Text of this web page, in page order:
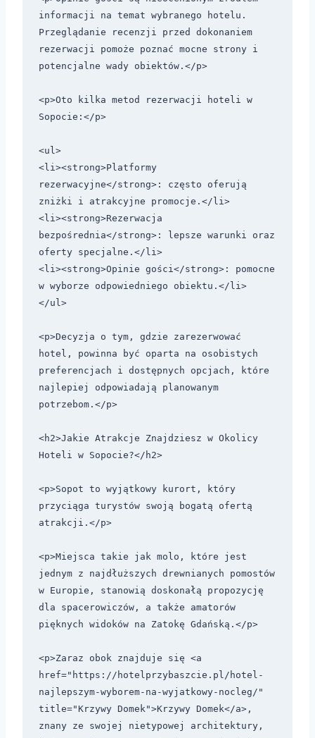
informacji na temat wybranego hotelu.
Przeglądanie recenzji przed dokonaniem
rezerwacji pomoże poznać mocne strony i
potencjalne wady obiektów.</p>
<p>Oto kilka metod rezerwacji hoteli w
Sopocie:</p>
<ul>
<li><strong>Platformy
rezerwacyjne</strong>: często oferują
zniżki i atrakcyjne promocje.</li>
<li><strong>Rezerwacja
bezpośrednia</strong>: lepsze warunki oraz
oferty specjalne.</li>
<li><strong>Opinie gości</strong>: pomocne
w wyborze odpowiedniego obiektu.</li>
</ul>
<p>Decyzja o tym, gdzie zarezerwować
hotel, powinna być oparta na osobistych
preferencjach i dostępnych opcjach, które
najlepiej odpowiadają planowanym
potrzebom.</p>
<h2>Jakie Atrakcje Znajdziesz w Okolicy
Hoteli w Sopocie?</h2>
<p>Sopot to wyjątkowy kurort, który
przyciąga turystów swoją bogatą ofertą
atrakcji.</p>
<p>Miejsca takie jak molo, które jest
jednym z najdłuższych drewnianych pomostów
w Europie, stanowią doskonałą propozycję
dla spacerowiczów, a także amatorów
pięknych widoków na Zatokę Gdańską.</p>
<p>Zaraz obok znajduje się <a
href="https://hotelprzybaszcie.pl/hotel-
najlepszym-wyborem-na-wyjatkowy-nocleg/"
title="Krzywy Domek">Krzywy Domek</a>,
znany ze swojej nietypowej architektury,